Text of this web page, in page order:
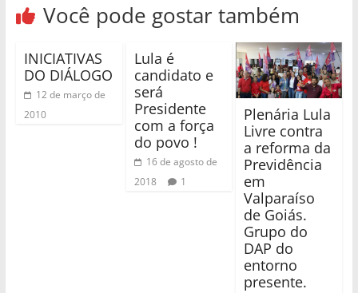
Você pode gostar também
INICIATIVAS
DO DIÁLOGO
12 de março de
2010
Lula é
candidato e
será
Presidente
com a força
do povo !
16 de agosto de
2018
1
Plenária Lula
Livre contra
a reforma da
Previdência
em
Valparaíso
de Goiás.
Grupo do
DAP do
entorno
presente.